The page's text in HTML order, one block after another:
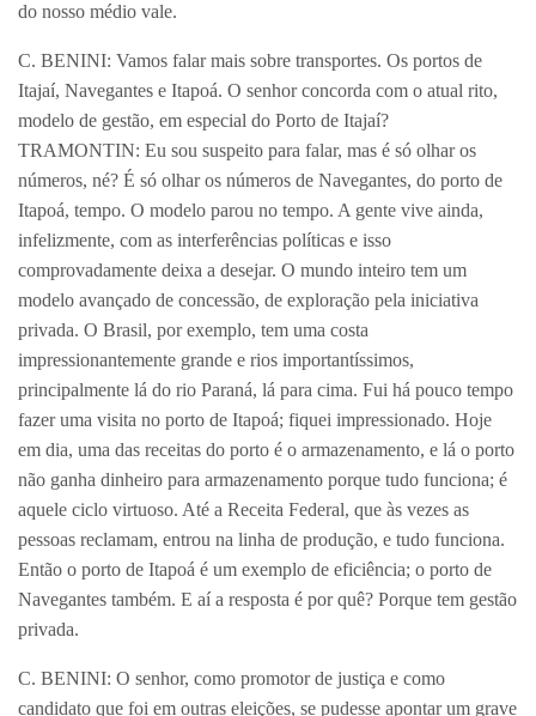
do nosso médio vale.
C. BENINI: Vamos falar mais sobre transportes. Os portos de
Itajaí, Navegantes e Itapoá. O senhor concorda com o atual rito,
modelo de gestão, em especial do Porto de Itajaí?
TRAMONTIN: Eu sou suspeito para falar, mas é só olhar os
números, né? É só olhar os números de Navegantes, do porto de
Itapoá, tempo. O modelo parou no tempo. A gente vive ainda,
infelizmente, com as interferências políticas e isso
comprovadamente deixa a desejar. O mundo inteiro tem um
modelo avançado de concessão, de exploração pela iniciativa
privada. O Brasil, por exemplo, tem uma costa
impressionantemente grande e rios importantíssimos,
principalmente lá do rio Paraná, lá para cima. Fui há pouco tempo
fazer uma visita no porto de Itapoá; fiquei impressionado. Hoje
em dia, uma das receitas do porto é o armazenamento, e lá o porto
não ganha dinheiro para armazenamento porque tudo funciona; é
aquele ciclo virtuoso. Até a Receita Federal, que às vezes as
pessoas reclamam, entrou na linha de produção, e tudo funciona.
Então o porto de Itapoá é um exemplo de eficiência; o porto de
Navegantes também. E aí a resposta é por quê? Porque tem gestão
privada.
C. BENINI: O senhor, como promotor de justiça e como
candidato que foi em outras eleições, se pudesse apontar um grave